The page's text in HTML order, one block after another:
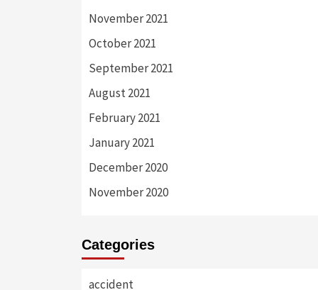
November 2021
October 2021
September 2021
August 2021
February 2021
January 2021
December 2020
November 2020
Categories
accident